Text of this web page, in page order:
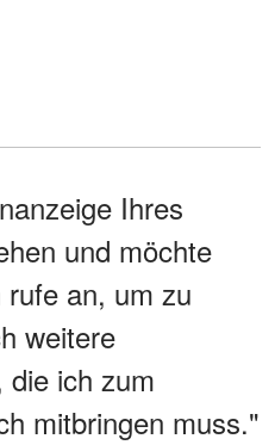
Ihres
und möchte
an, um zu
weitere
die ich zum
mitbringen muss."